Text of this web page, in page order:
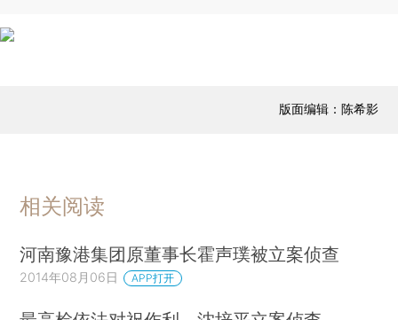
版面编辑：陈希影
相关阅读
河南豫港集团原董事长霍声璞被立案侦查
2014年08月06日 APP打开